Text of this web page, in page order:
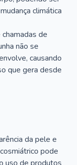
climática
de
não se
causando
que gera desde
da pele e
pode